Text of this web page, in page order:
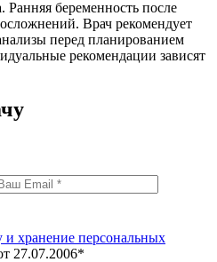
Ранняя беременность после
Врач рекомендует
перед планированием
рекомендации зависят
и хранение персональных
27.07.2006*